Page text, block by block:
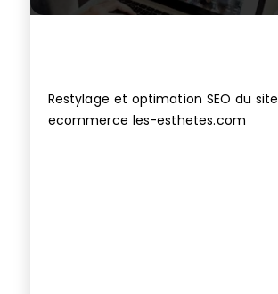
Restylage et optimation SEO du site
ecommerce les-esthetes.com